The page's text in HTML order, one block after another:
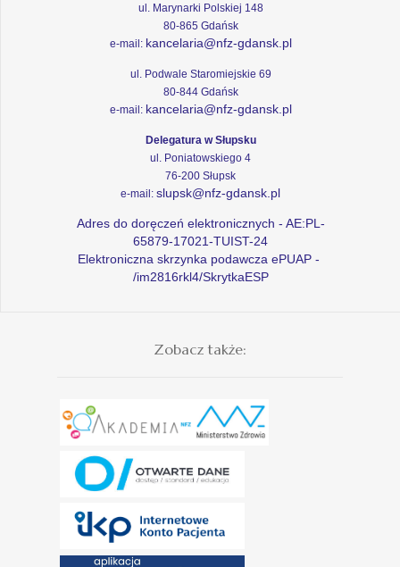
ul. Marynarki Polskiej 148
80-865 Gdańsk
e-mail: kancelaria@nfz-gdansk.pl
ul. Podwale Staromiejskie 69
80-844 Gdańsk
e-mail: kancelaria@nfz-gdansk.pl
Delegatura w Słupsku
ul. Poniatowskiego 4
76-200 Słupsk
e-mail: slupsk@nfz-gdansk.pl
Adres do doręczeń elektronicznych - AE:PL-
65879-17021-TUIST-24
Elektroniczna skrzynka podawcza ePUAP -
/im2816rkl4/SkrytkaESP
Zobacz także: